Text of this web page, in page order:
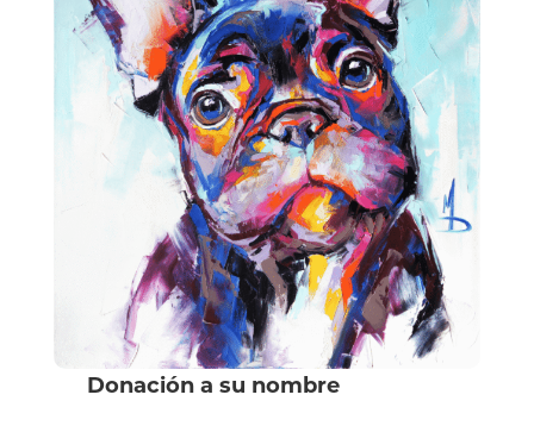
Donación a su nombre